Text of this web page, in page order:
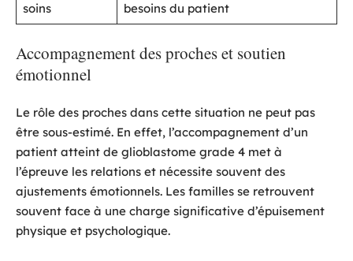
soins
besoins du patient
Accompagnement des proches et soutien
émotionnel
Le rôle des proches dans cette situation ne peut pas
être sous-estimé. En effet, l’accompagnement d’un
patient atteint de glioblastome grade 4 met à
l’épreuve les relations et nécessite souvent des
ajustements émotionnels. Les familles se retrouvent
souvent face à une charge significative d’épuisement
physique et psychologique.